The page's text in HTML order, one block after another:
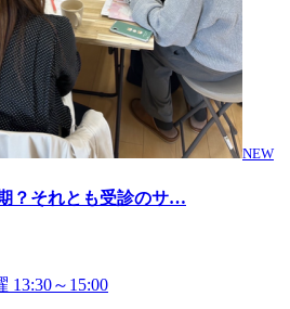
NEW
？それとも受診のサ…
13:30～15:00